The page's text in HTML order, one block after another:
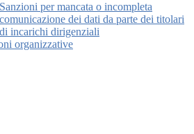
Sanzioni per mancata o incompleta
comunicazione dei dati da parte dei titolari
di incarichi dirigenziali
organizzative